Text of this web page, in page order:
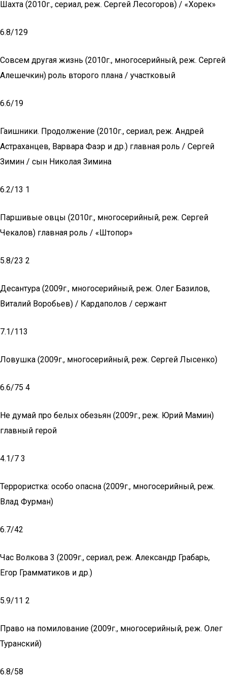
Шахта (2010г., сериал, реж. Сергей Лесогоров) / «Хорек»
6.8/129
Совсем другая жизнь (2010г., многосерийный, реж. Сергей
Алешечкин) роль второго плана / участковый
6.6/19
Гаишники. Продолжение (2010г., сериал, реж. Андрей
Астраханцев, Варвара Фаэр и др.) главная роль / Сергей
Зимин / сын Николая Зимина
6.2/13 1
Паршивые овцы (2010г., многосерийный, реж. Сергей
Чекалов) главная роль / «Штопор»
5.8/23 2
Десантура (2009г., многосерийный, реж. Олег Базилов,
Виталий Воробьев) / Кардаполов / сержант
7.1/113
Ловушка (2009г., многосерийный, реж. Сергей Лысенко)
6.6/75 4
Не думай про белых обезьян (2009г., реж. Юрий Мамин)
главный герой
4.1/7 3
Террористка: особо опасна (2009г., многосерийный, реж.
Влад Фурман)
6.7/42
Час Волкова 3 (2009г., сериал, реж. Александр Грабарь,
Егор Грамматиков и др.)
5.9/11 2
Право на помилование (2009г., многосерийный, реж. Олег
Туранский)
6.8/58